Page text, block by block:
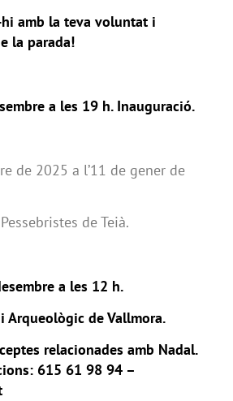
amb la teva voluntat i
la parada!
a les 19 h. Inauguració.
de 2025 a l’11 de gener de
de Teià.
a les 12 h.
Arqueològic de Vallmora.
relacionades amb Nadal.
615 61 98 94 –